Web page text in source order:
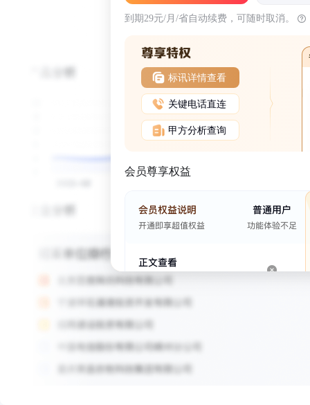
到期29元/月/省自动续费，可随时取消。
标讯详情查看
关键电话直连
甲方分析查询
会员尊享权益